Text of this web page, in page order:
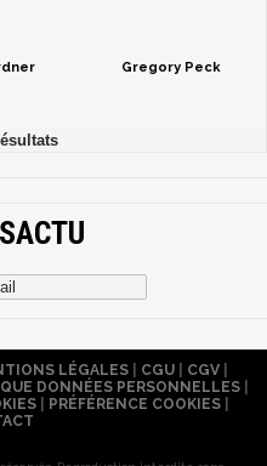
Gregory Peck
LÉGALES| CGU| CGV|
DONNÉES PERSONNELLES
PRÉFÉRENCE COOKIES